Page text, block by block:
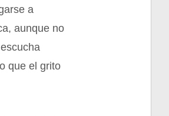
a
aunque no
que el grito